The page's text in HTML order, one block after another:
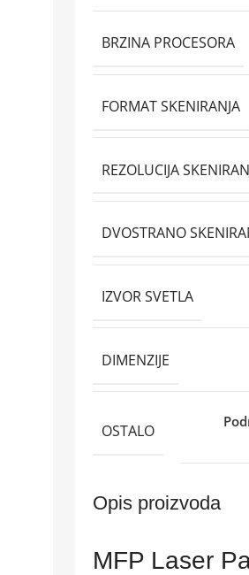
BRZINA PROCESORA
FORMAT SKENIRANJA
REZOLUCIJA
DVOSTRANO
IZVOR SVETLA
DIMENZIJE
OSTALO
Opis proizvoda
MFP Laser